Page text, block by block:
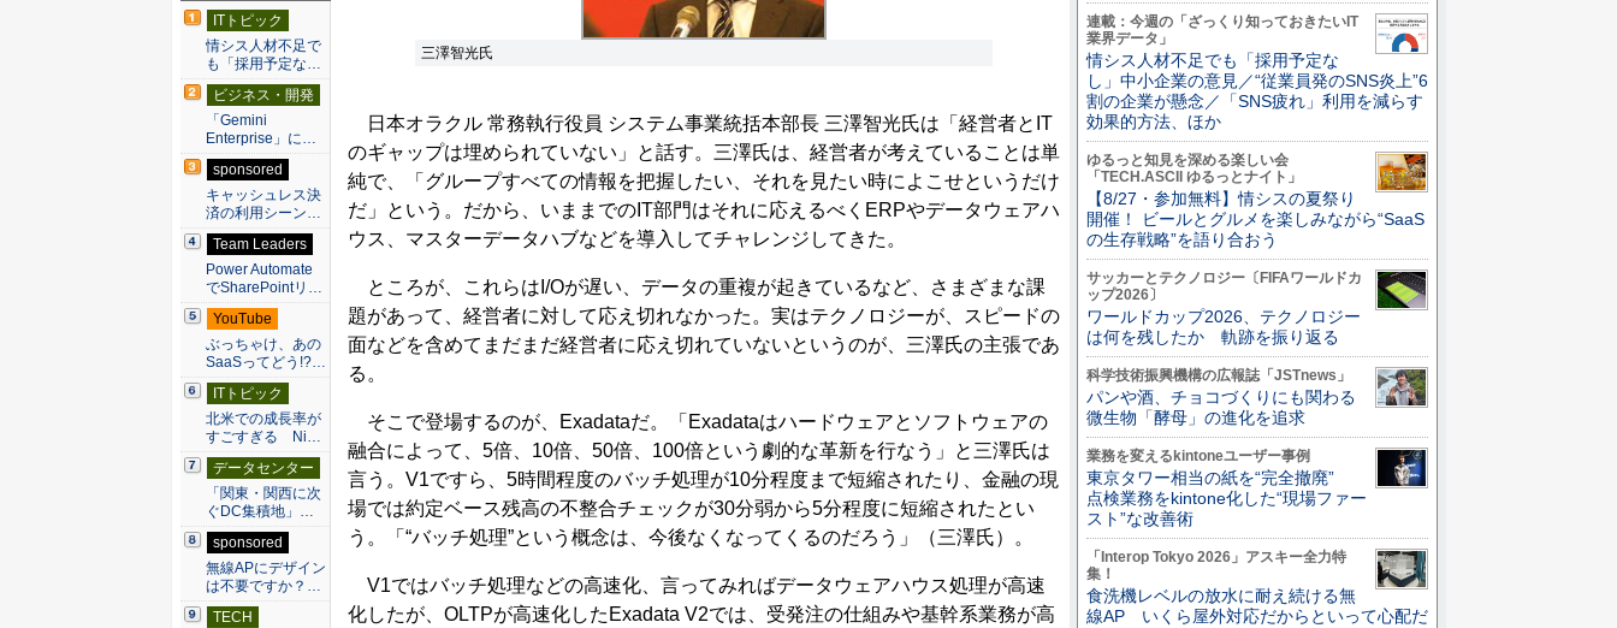
三澤智光氏
日本オラクル 常務執行役員 システム事業統括本部長 三澤智光氏は「経営者とIT
のギャップは埋められていない」と話す。三澤氏は、経営者が考えていることは単
純で、「グループすべての情報を把握したい、それを見たい時によこせというだけ
だ」という。だから、いままでのIT部門はそれに応えるべくERPやデータウェアハ
ウス、マスターデータハブなどを導入してチャレンジしてきた。
ところが、これらはI/Oが遅い、データの重複が起きているなど、さまざまな課
題があって、経営者に対して応え切れなかった。実はテクノロジーが、スピードの
面などを含めてまだまだ経営者に応え切れていないというのが、三澤氏の主張であ
る。
そこで登場するのが、Exadataだ。「Exadataはハードウェアとソフトウェアの
融合によって、5倍、10倍、50倍、100倍という劇的な革新を行なう」と三澤氏は
言う。V1ですら、5時間程度のバッチ処理が10分程度まで短縮されたり、金融の現
場では約定ベース残高の不整合チェックが30分弱から5分程度に短縮されたとい
う。「“バッチ処理”という概念は、今後なくなってくるのだろう」（三澤氏）。
V1ではバッチ処理などの高速化、言ってみればデータウェアハウス処理が高速
化したが、OLTPが高速化したExadata V2では、受発注の仕組みや基幹系業務が高
アクセスランキン
グ
ITトピック
情シス人材不足で
も「採用予定な…
ビジネス・開発
「Gemini
Enterprise」に…
sponsored
キャッシュレス決
済の利用シーン…
Team Leaders
Power Automate
でSharePointリ…
YouTube
ぶっちゃけ、あの
SaaSってどう!?…
ITトピック
北米での成長率が
すごすぎる Ni…
データセンター
「関東・関西に次
ぐDC集積地」…
sponsored
無線APにデザイン
は不要ですか？…
TECH
連載：今週の「ざっくり知っておきたいIT
業界データ」
情シス人材不足でも「採用予定な
し」中小企業の意見／“従業員発のSNS炎上”6
割の企業が懸念／「SNS疲れ」利用を減らす
効果的方法、ほか
ゆるっと知見を深める楽しい会
「TECH.ASCII ゆるっとナイト」
【8/27・参加無料】情シスの夏祭り
開催！ ビールとグルメを楽しみながら“SaaS
の生存戦略”を語り合おう
サッカーとテクノロジー〔FIFAワールドカ
ップ2026〕
ワールドカップ2026、テクノロジー
は何を残したか 軌跡を振り返る
科学技術振興機構の広報誌「JSTnews」
パンや酒、チョコづくりにも関わる
微生物「酵母」の進化を追求
業務を変えるkintoneユーザー事例
東京タワー相当の紙を“完全撤廃”
点検業務をkintone化した“現場ファー
スト”な改善術
「Interop Tokyo 2026」アスキー全力特
集！
食洗機レベルの放水に耐え続ける無
線AP いくら屋外対応だからといって心配だ